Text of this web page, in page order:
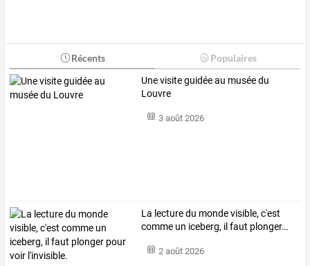
Récents Populaires
Une visite guidée au musée du
Louvre
3 août 2026
La lecturedu mondevisible, c'est
comme un iceberg, il faut plonger…
2 août 2026